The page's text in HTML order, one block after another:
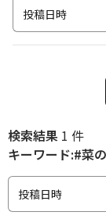
投稿日時
検索結果 1 件
キーワード:#菜
投稿日時